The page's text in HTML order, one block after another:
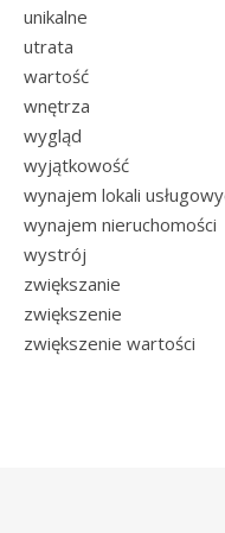
unikalne
utrata
wartość
wnętrza
wygląd
wyjątkowość
wynajem lokali
wynajem nieruchomości
wystrój
zwiększanie
zwiększenie
zwiększenie wartości